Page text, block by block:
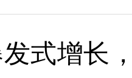
式增长